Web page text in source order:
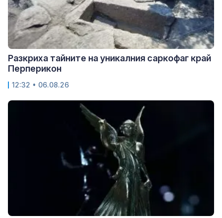
Разкриха тайните на уникалния саркофаг край
Перперикон
12:32 • 06.08.26